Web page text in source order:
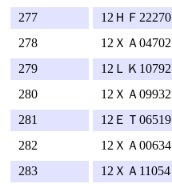
277
12ＨＦ22270
278
12ＸＡ04702
279
12ＬＫ10792
280
12ＸＡ09932
281
12ＥＴ06519
282
12ＸＡ00634
283
12ＸＡ11054